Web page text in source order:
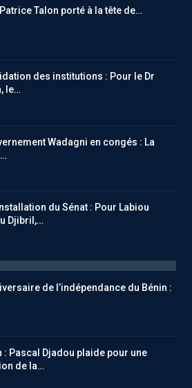
Talon porté à la tête de…
des institutions : Pour le Dr
le…
Wadagni en congés : La
du Sénat : Pour Labiou
Djibril,…
de l’indépendance du Bénin :
: Pascal Djadou plaide pour une
de la…